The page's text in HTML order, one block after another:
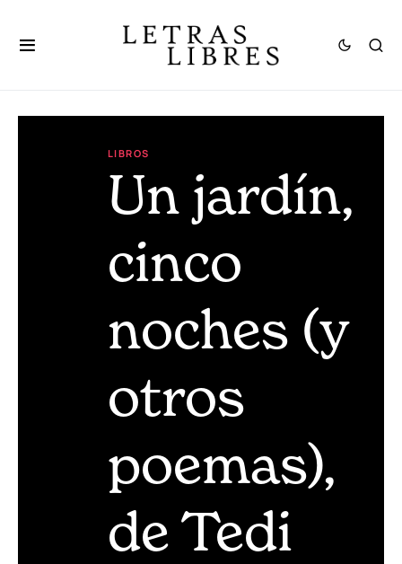
LIBROS
Un jardín,
cinco
noches (y
otros
poemas),
de Tedi